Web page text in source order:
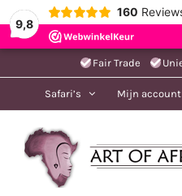
9,8
160
naar
Fair Trade
Safari’s Mijn account